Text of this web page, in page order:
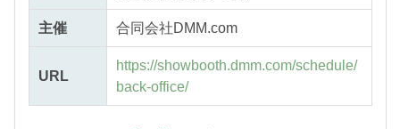
主催 合同会社DMM.com
URL
https://showbooth.dmm.com/schedule/
back-office/